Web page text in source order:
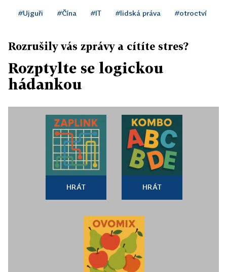
#Ujguři #Čína #IT #lidská práva #otroctví
Rozrušily vás zprávy a cítíte stres?
Rozptylte se logickou
hádankou
HRÁT HRÁT